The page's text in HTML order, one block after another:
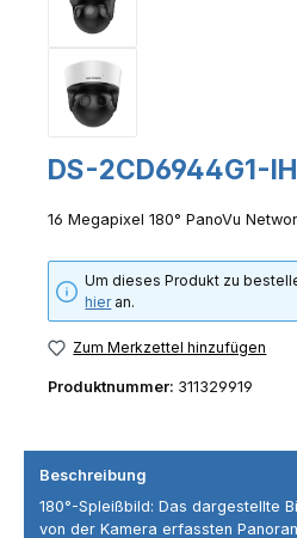
DS-2CD6944G1-
16 Megapixel 180° PanoVu
Um dieses Produkt zu
hieran.
Zum Merkzettel hinzufügen
Produktnummer: 311329919
Beschreibung
180°-Spleißbild: Das dargestellte
von der Kamera erfassten